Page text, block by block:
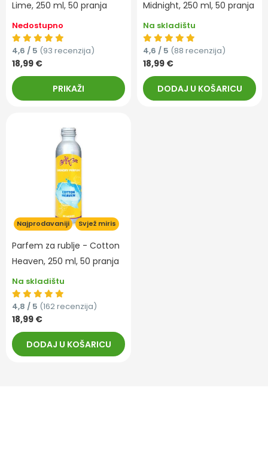
Lime, 250 ml, 50 pranja
Nedostupno
4,6 / 5 (93 recenzija)
18,99 €
PRIKAŽI
Midnight, 250 ml, 50 pranja
Na skladištu
4,6 / 5 (88 recenzija)
18,99 €
DODAJ U KOŠARICU
Najprodavaniji Svjež miris
Parfem za rublje - Cotton
Heaven, 250 ml, 50 pranja
Na skladištu
4,8 / 5 (162 recenzija)
18,99 €
DODAJ U KOŠARICU